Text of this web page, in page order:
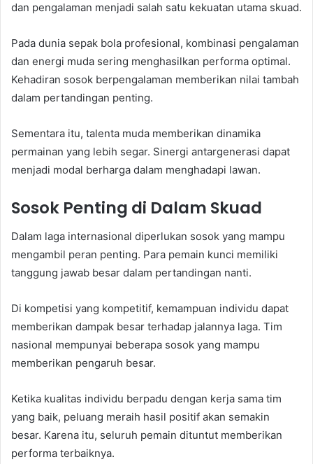
dan pengalaman menjadi salah satu kekuatan utama skuad.
Pada dunia sepak bola profesional, kombinasi pengalaman
dan energi muda sering menghasilkan performa optimal.
Kehadiran sosok berpengalaman memberikan nilai tambah
dalam pertandingan penting.
Sementara itu, talenta muda memberikan dinamika
permainan yang lebih segar. Sinergi antargenerasi dapat
menjadi modal berharga dalam menghadapi lawan.
Sosok Penting di Dalam Skuad
Dalam laga internasional diperlukan sosok yang mampu
mengambil peran penting. Para pemain kunci memiliki
tanggung jawab besar dalam pertandingan nanti.
Di kompetisi yang kompetitif, kemampuan individu dapat
memberikan dampak besar terhadap jalannya laga. Tim
nasional mempunyai beberapa sosok yang mampu
memberikan pengaruh besar.
Ketika kualitas individu berpadu dengan kerja sama tim
yang baik, peluang meraih hasil positif akan semakin
besar. Karena itu, seluruh pemain dituntut memberikan
performa terbaiknya.